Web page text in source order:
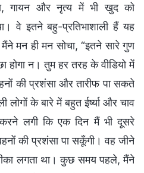
गायन और नृत्य में भी खुद को
वे इतने बहु-प्रतिभाशाली हैं यह
मन ही मन सोचा, “इतने सारे गुण
होगा न। तुम हर तरह के वीडियो में
की प्रशंसा और तारीफ पा सकते
लोगों के बारे में बहुत ईर्ष्या और चाव
लगी कि एक दिन मैं भी दूसरे
की प्रशंसा पा सकूँगी। वह जीने
लगता था। कुछ समय पहले, मैंने